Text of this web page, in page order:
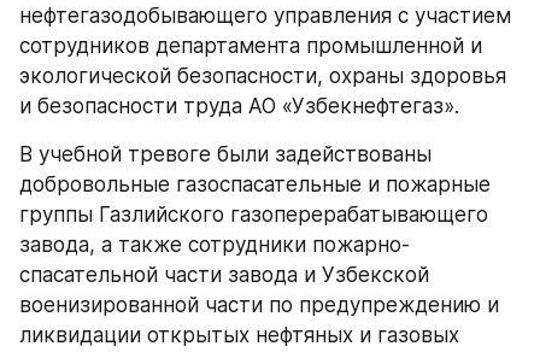
нефтегазодобывающего управления с участием
сотрудников департамента промышленной и
экологической безопасности, охраны здоровья
и безопасности труда АО «Узбекнефтегаз».
В учебной тревоге были задействованы
добровольные газоспасательные и пожарные
группы Газлийского газоперерабатывающего
завода, а также сотрудники пожарно-
спасательной части завода и Узбекской
военизированной части по предупреждению и
ликвидации открытых нефтяных и газовых